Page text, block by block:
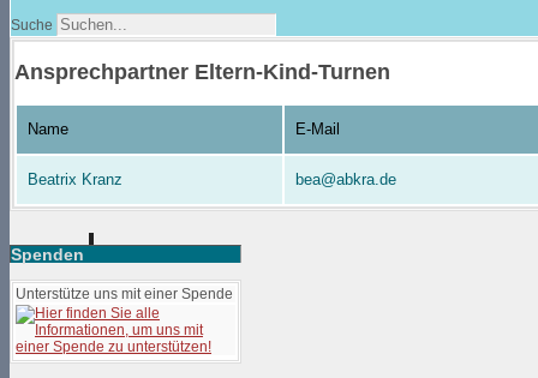
Suche
Ansprechpartner Eltern-Kind-Turnen
Name E-Mail
Beatrix Kranz bea@abkra.de
Spenden
Unterstütze uns mit einer Spende